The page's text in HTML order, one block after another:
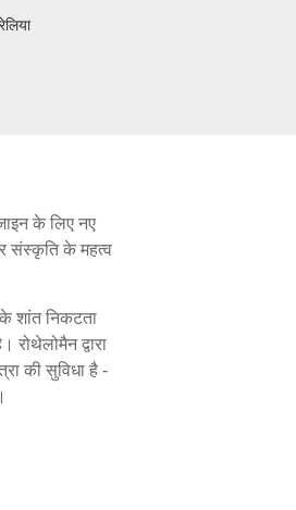
के लिए नए
संस्कृति के महत्व
शांत निकटता
द्वारा
की सुविधा है -